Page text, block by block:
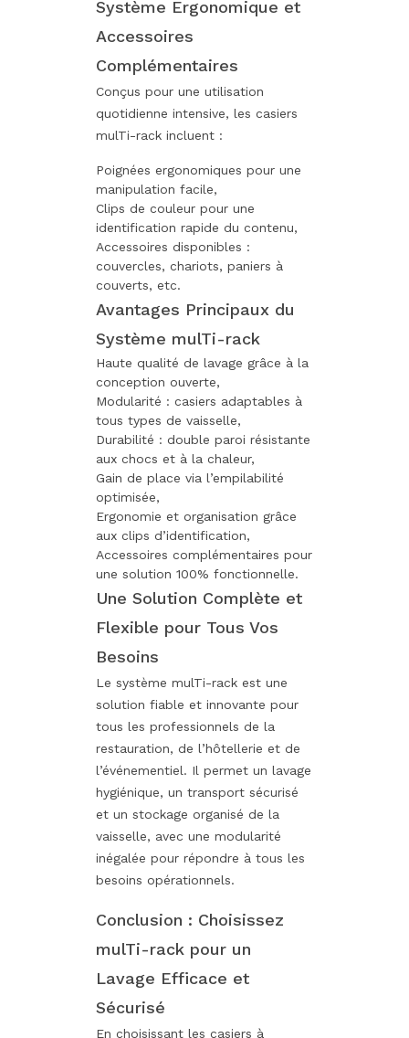
Système Ergonomique et
Accessoires
Complémentaires
Conçus pour une utilisation
quotidienne intensive, les casiers
mulTi-rack incluent :
Poignées ergonomiques pour une
manipulation facile,
Clips de couleur pour une
identification rapide du contenu,
Accessoires disponibles :
couvercles, chariots, paniers à
couverts, etc.
Avantages Principaux du
Système mulTi-rack
Haute qualité de lavage grâce à la
conception ouverte,
Modularité : casiers adaptables à
tous types de vaisselle,
Durabilité : double paroi résistante
aux chocs et à la chaleur,
Gain de place via l’empilabilité
optimisée,
Ergonomie et organisation grâce
aux clips d’identification,
Accessoires complémentaires pour
une solution 100% fonctionnelle.
Une Solution Complète et
Flexible pour Tous Vos
Besoins
Le système mulTi-rack est une
solution fiable et innovante pour
tous les professionnels de la
restauration, de l’hôtellerie et de
l’événementiel. Il permet un lavage
hygiénique, un transport sécurisé
et un stockage organisé de la
vaisselle, avec une modularité
inégalée pour répondre à tous les
besoins opérationnels.
Conclusion : Choisissez
mulTi-rack pour un
Lavage Efficace et
Sécurisé
En choisissant les casiers à